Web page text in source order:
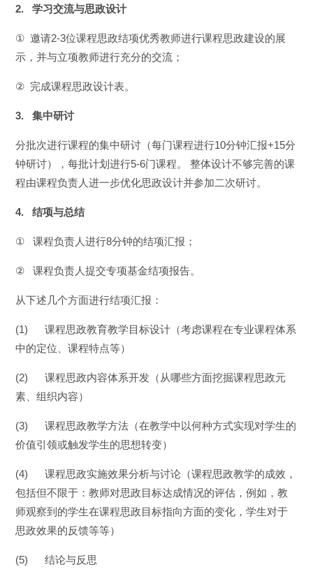
2.学习交流与思政设计
①邀请2-3位课程思政结项优秀教师进行课程思政建设的展
示，并与立项教师进行充分的交流；
② 完成课程思政设计表。
3.集中研讨
分批次进行课程的集中研讨（每门课程进行10分钟汇报+15分
钟研讨），每批计划进行5-6门课程。 整体设计不够完善的课
程由课程负责人进一步优化思政设计并参加二次研讨。
4.结项与总结
①课程负责人进行8分钟的结项汇报；
②课程负责人提交专项基金结项报告。
从下述几个方面进行结项汇报：
(1)
课程思政教育教学目标设计（考虑课程在专业课程体系
中的定位、课程特点等）
(2)
课程思政内容体系开发（从哪些方面挖掘课程思政元
素、组织内容）
(3)
课程思政教学方法（在教学中以何种方式实现对学生的
价值引领或触发学生的思想转变）
(4)
课程思政实施效果分析与讨论（课程思政教学的成效，
包括但不限于：教师对思政目标达成情况的评估，例如，教
师观察到的学生在课程思政目标指向方面的变化，学生对于
思政效果的反馈等等）
(5) 结论与反思